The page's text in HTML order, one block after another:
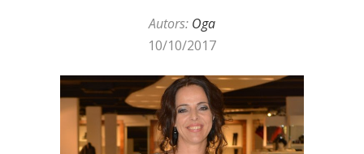
Autors: Oga
10/10/2017